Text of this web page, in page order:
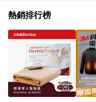
熱銷排行榜